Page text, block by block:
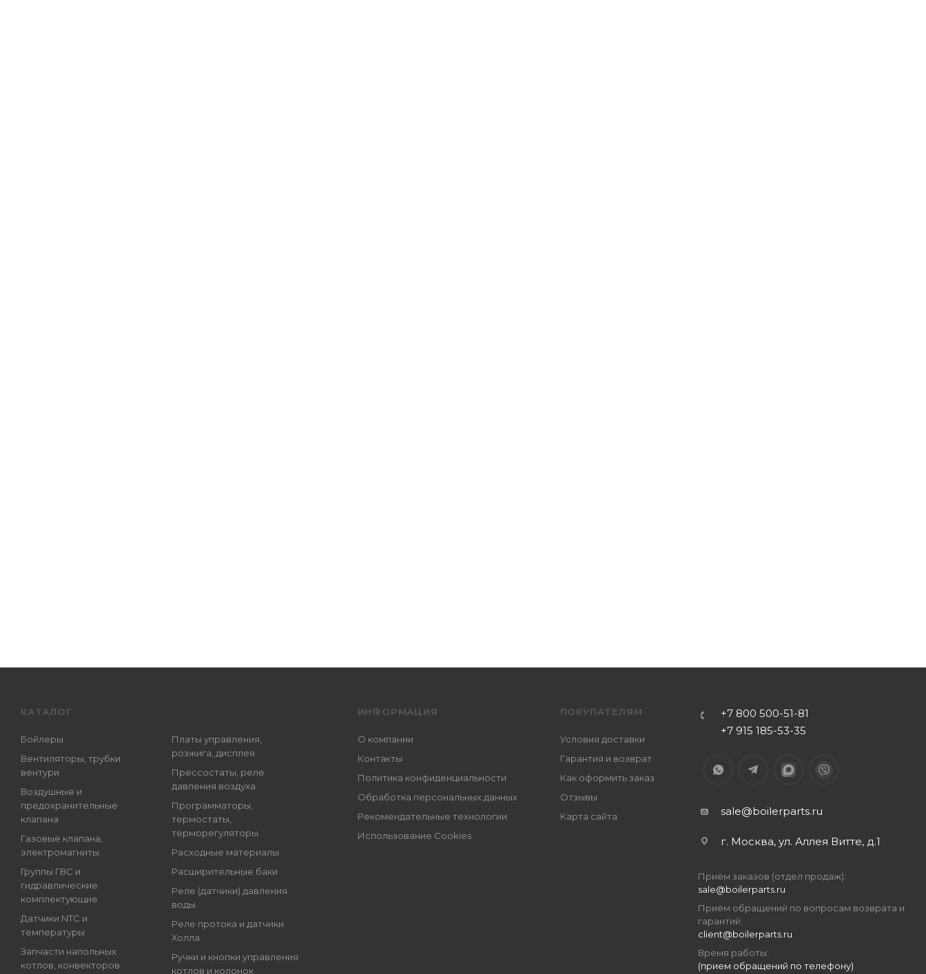
КАТАЛОГ
Бойлеры
Вентиляторы, трубки
вентури
Воздушные и
предохранительные
клапана
Газовые клапана,
электромагниты
Группы ГВС и
гидравлические
комплектующие
Датчики NTC и
температуры
Запчасти напольных
котлов, конвекторов
Платы управления,
розжига, дисплея
Прессостаты, реле
давления воздуха
Программаторы,
термостаты,
терморегуляторы
Расходные материалы
Расширительные баки
Реле (датчики) давления
воды
Реле протока и датчики
Холла
Ручки и кнопки управления
котлов и колонок
ИНФОРМАЦИЯ
О компании
Контакты
Политика конфиденциальности
Обработка персональных данных
Рекомендательные технологии
Использование Cookies
ПОКУПАТЕЛЯМ
Условия доставки
Гарантия и возврат
Как оформить заказ
Отзывы
Карта сайта
+7 800 500-51-81
+7 915 185-53-35
sale@boilerparts.ru
г. Москва, ул. Аллея Витте, д.1
Приём заказов (отдел продаж):
sale@boilerparts.ru
Приём обращений по вопросам возврата и
гарантий:
client@boilerparts.ru
Время работы:
(прием обращений по телефону)